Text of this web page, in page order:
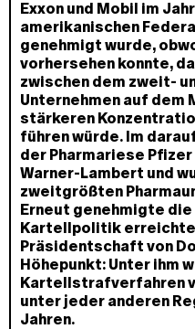
Exxon und Mobil im
amerikanischen
genehmigt wurde,
vorhersehen konnte,
zwischen dem zweit-
Unternehmen auf dem
stärkeren
führen würde. Im
der Pharmariese
Warner-Lambert und
zweitgrößten
Erneut genehmigte die
Kartellpolitik erreichte
Präsidentschaft von
Höhepunkt: Unter ihm
Kartellstrafverfahren
unter jeder anderen
Jahren.